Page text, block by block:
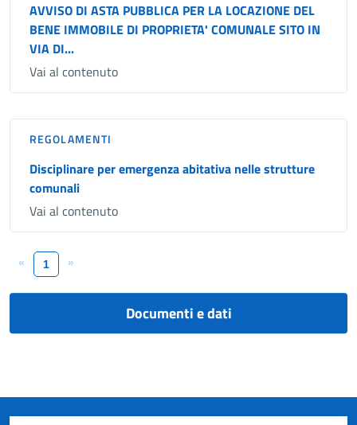
AVVISO DI ASTA PUBBLICA PER LA LOCAZIONE DEL
BENE IMMOBILE DI PROPRIETA' COMUNALE SITO IN
VIA DI...
Vai al contenuto
REGOLAMENTI
Disciplinare per emergenza abitativa nelle strutture
comunali
Vai al contenuto
« 1 »
Documenti e dati